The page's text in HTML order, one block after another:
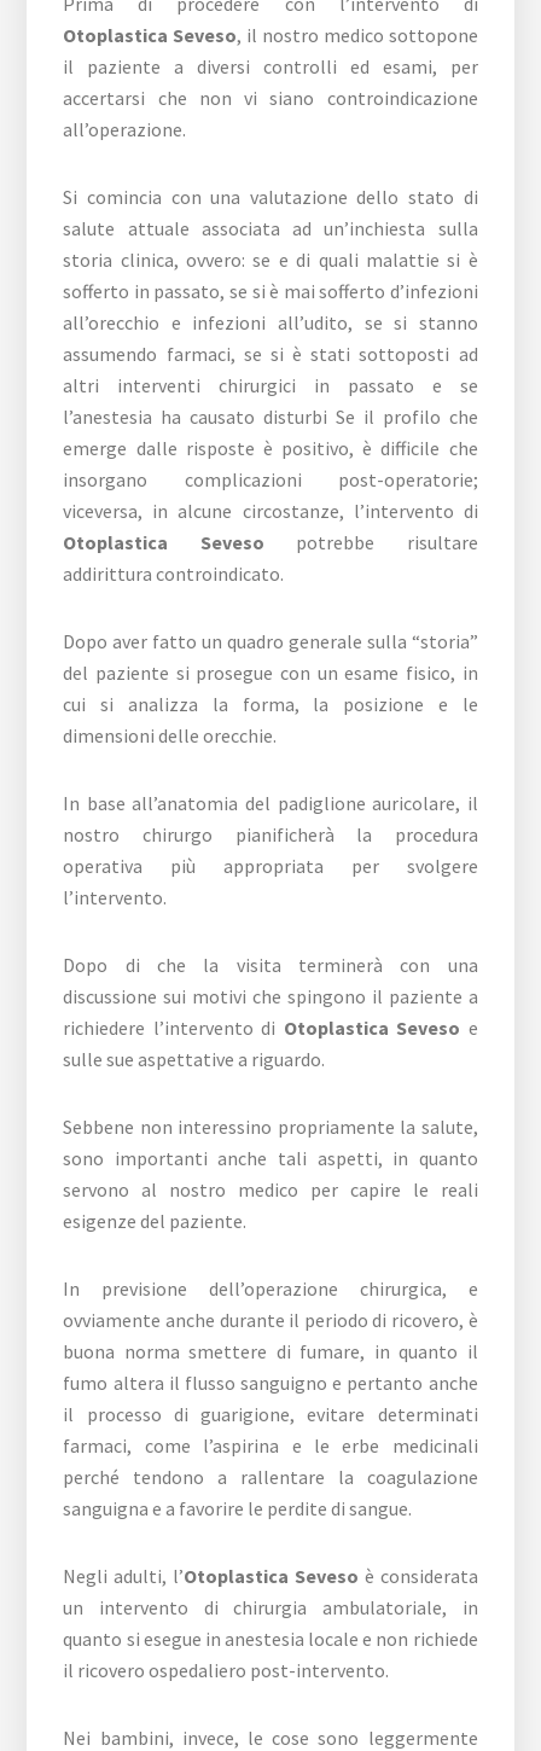
Otoplastica Seveso, il nostro medico sottopone
il paziente a diversi controlli ed esami, per
accertarsi che non vi siano controindicazione
all’operazione.
Si comincia con una valutazione dello stato di
salute attuale associata ad un’inchiesta sulla
storia clinica, ovvero: se e di quali malattie si è
sofferto in passato, se si è mai sofferto d’infezioni
all’orecchio e infezioni all’udito, se si stanno
assumendo farmaci, se si è stati sottoposti ad
altri interventi chirurgici in passato e se
l’anestesia ha causato disturbi Se il profilo che
emerge dalle risposte è positivo, è difficile che
insorgano complicazioni post-operatorie;
viceversa, in alcune circostanze, l’intervento di
Otoplastica Seveso potrebbe risultare
addirittura controindicato.
Dopo aver fatto un quadro generale sulla “storia”
del paziente si prosegue con un esame fisico, in
cui si analizza la forma, la posizione e le
dimensioni delle orecchie.
In base all’anatomia del padiglione auricolare, il
nostro chirurgo pianificherà la procedura
operativa più appropriata per svolgere
l’intervento.
Dopo di che la visita terminerà con una
discussione sui motivi che spingono il paziente a
richiedere l’intervento di Otoplastica Seveso e
sulle sue aspettative a riguardo.
Sebbene non interessino propriamente la salute,
sono importanti anche tali aspetti, in quanto
servono al nostro medico per capire le reali
esigenze del paziente.
In previsione dell’operazione chirurgica, e
ovviamente anche durante il periodo di ricovero, è
buona norma smettere di fumare, in quanto il
fumo altera il flusso sanguigno e pertanto anche
il processo di guarigione, evitare determinati
farmaci, come l’aspirina e le erbe medicinali
perché tendono a rallentare la coagulazione
sanguigna e a favorire le perdite di sangue.
Negli adulti, l’Otoplastica Seveso è considerata
un intervento di chirurgia ambulatoriale, in
quanto si esegue in anestesia locale e non richiede
il ricovero ospedaliero post-intervento.
Nei bambini, invece, le cose sono leggermente